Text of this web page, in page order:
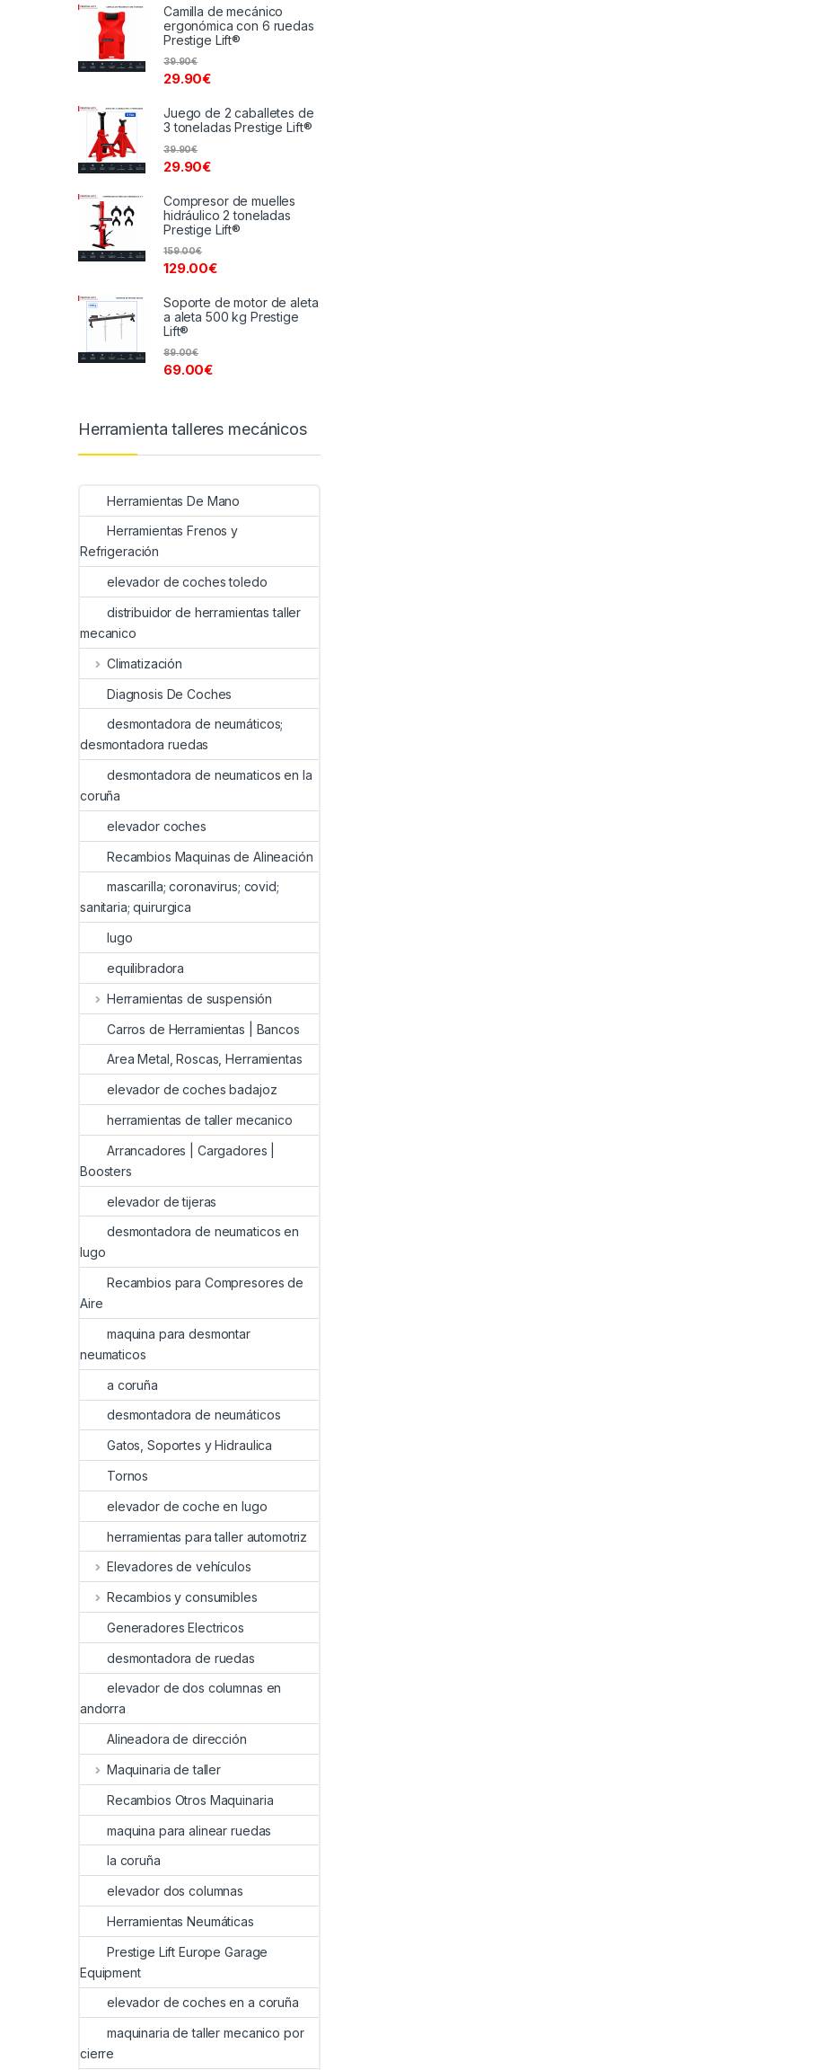
Camilla de mecánico
ergonómica con 6 ruedas
Prestige Lift®
29.90€
39.90€
Juego de 2 caballetes de
3 toneladas Prestige Lift®
29.90€
39.90€
Compresor de muelles
hidráulico 2 toneladas
Prestige Lift®
129.00€
159.00€
Soporte de motor de aleta
a aleta 500 kg Prestige
Lift®
69.00€
89.00€
Herramienta talleres mecánicos
Herramientas De Mano
Herramientas Frenos y
Refrigeración
elevador de coches toledo
distribuidor de herramientas taller
mecanico
Climatización
Diagnosis De Coches
desmontadora de neumáticos;
desmontadora ruedas
desmontadora de neumaticos en la
coruña
elevador coches
Recambios Maquinas de Alineación
mascarilla; coronavirus; covid;
sanitaria; quirurgica
lugo
equilibradora
Herramientas de suspensión
Carros de Herramientas | Bancos
Area Metal, Roscas, Herramientas
elevador de coches badajoz
herramientas de taller mecanico
Arrancadores | Cargadores |
Boosters
elevador de tijeras
desmontadora de neumaticos en
lugo
Recambios para Compresores de
Aire
maquina para desmontar
neumaticos
a coruña
desmontadora de neumáticos
Gatos, Soportes y Hidraulica
Tornos
elevador de coche en lugo
herramientas para taller automotriz
Elevadores de vehículos
Recambios y consumibles
Generadores Electricos
desmontadora de ruedas
elevador de dos columnas en
andorra
Alineadora de dirección
Maquinaria de taller
Recambios Otros Maquinaria
maquina para alinear ruedas
la coruña
elevador dos columnas
Herramientas Neumáticas
Prestige Lift Europe Garage
Equipment
elevador de coches en a coruña
maquinaria de taller mecanico por
cierre